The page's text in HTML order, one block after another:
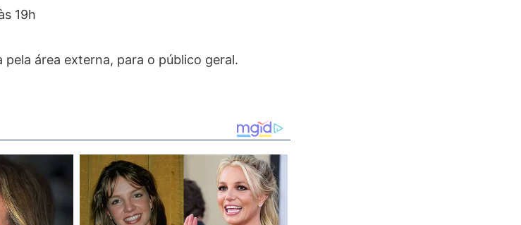
19h
área externa, para o público geral.